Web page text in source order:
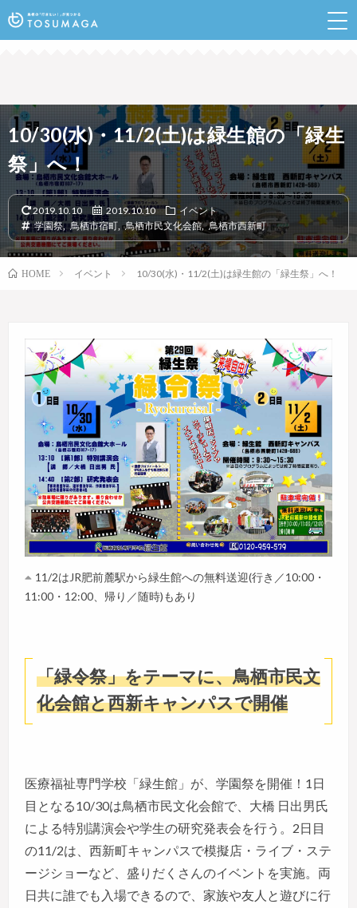
10/30(水)・11/2(土)は緑生館の「緑生
祭」へ！
2019.10.10 2019.10.10
イベント
学園祭,鳥栖市宿町 ,鳥栖市民文化会館,鳥栖市西新町
HOME イベント 10/30(水)・11/2(土)は緑生館の「緑生祭」へ！
11/2はJR肥前麓駅から緑生館への無料送迎(行き／10:00・
11:00・12:00、帰り／随時)もあり
「緑令祭」をテーマに、鳥栖市民文
化会館と西新キャンパスで開催
医療福祉専門学校「緑生館」が、学園祭を開催！1日
目となる10/30は鳥栖市民文化会館で、大橋 日出男氏
による特別講演会や学生の研究発表会を行う。2日目
の11/2は、西新町キャンパスで模擬店・ライブ・ステ
ージショーなど、盛りだくさんのイベントを実施。両
日共に誰でも入場できるので、家族や友人と遊びに行